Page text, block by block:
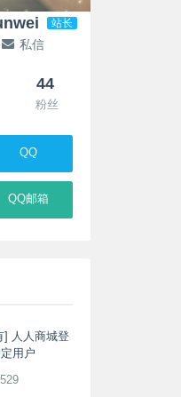
站长
私信
44
粉丝
QQ
QQ邮箱
] 人人商城登
用户